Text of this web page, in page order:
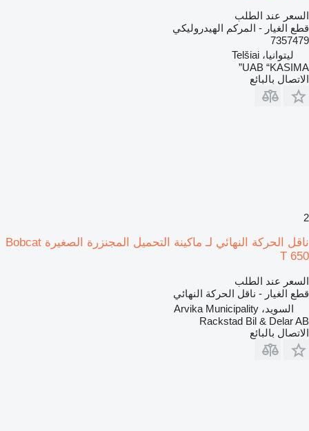
السعر عند الطلب
قطع الغيار - المركم الهيدروليكي
7357479
ليتوانيا، Telšiai
UAB “KASIMA”
الاتصال بالبائع
2
ناقل الحركة النهائي لـ ماكينة التحميل المجنزرة الصغيرة Bobcat
T 650
السعر عند الطلب
قطع الغيار - ناقل الحركة النهائي
السويد، Arvika Municipality
Rackstad Bil & Delar AB
الاتصال بالبائع